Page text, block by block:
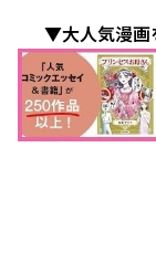
▼大人気漫画